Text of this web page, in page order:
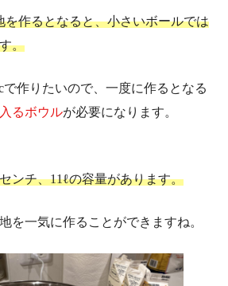
を作るとなると、小さいボールでは
。
で作りたいので、一度に作るとなる
るボウルが必要になります。
ンチ、11ℓの容量があります。
を一気に作ることができますね。